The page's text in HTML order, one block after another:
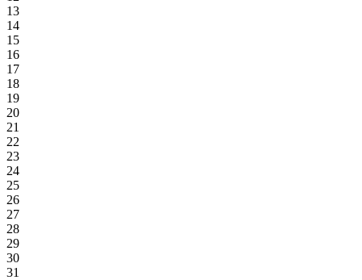
13
14
15
16
17
18
19
20
21
22
23
24
25
26
27
28
29
30
31